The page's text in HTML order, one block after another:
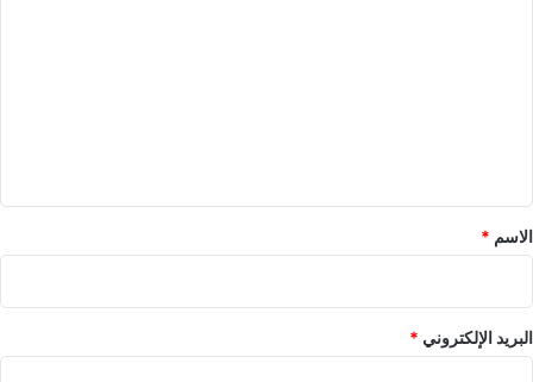
*
الاسم *
البريد الإلكتروني *